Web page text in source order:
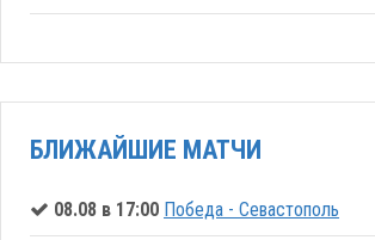
БЛИЖАЙШИЕ МАТЧИ
08.08 в 17:00 Победа - Севастополь